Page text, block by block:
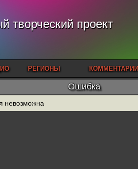
творческий проект
РЕГИОНЫ КОММЕНТАРИИ
Ошибка
невозможна